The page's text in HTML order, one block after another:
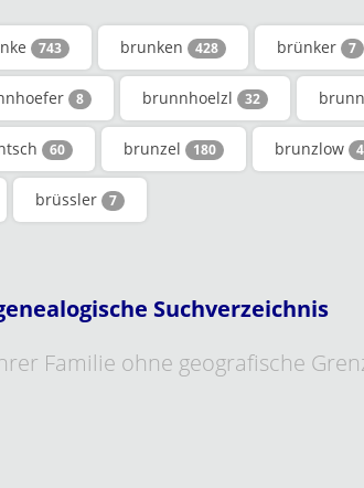
743 brunken 428 brünker 7
8 brunnhoelzl 32
60 brunzel 180 brunzlow
brüssler 7
Suchverzeichnis
Familie ohne geografische